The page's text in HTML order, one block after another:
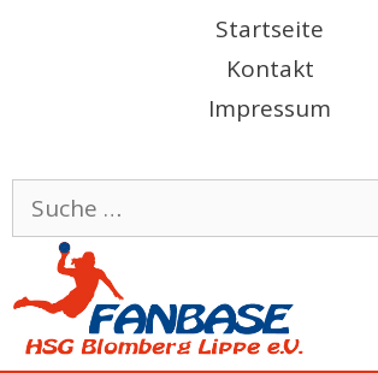
Startseite
Kontakt
Impressum
Suche
nach: